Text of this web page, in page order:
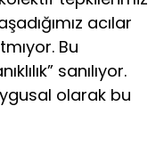
acılar
Bu
sanılıyor.
olarak bu